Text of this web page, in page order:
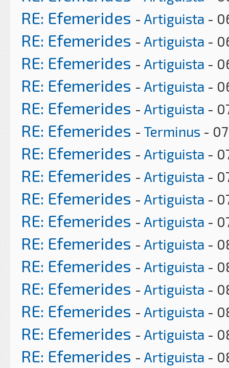
RE: Efemerides - Artiguista -
RE: Efemerides - Artiguista -
RE: Efemerides - Artiguista -
RE: Efemerides - Artiguista -
RE: Efemerides - Artiguista -
RE: Efemerides - Terminus -
RE: Efemerides - Artiguista -
RE: Efemerides - Artiguista -
RE: Efemerides - Artiguista -
RE: Efemerides - Artiguista -
RE: Efemerides - Artiguista -
RE: Efemerides - Artiguista -
RE: Efemerides - Artiguista -
RE: Efemerides - Artiguista -
RE: Efemerides - Artiguista -
RE: Efemerides - Artiguista -